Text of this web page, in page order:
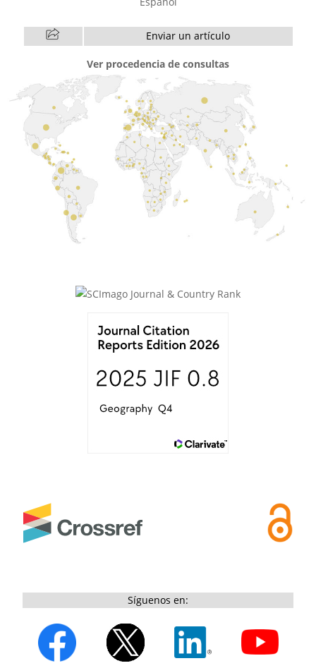
Enviar un artículo
Ver procedencia de consultas
Síguenos en: